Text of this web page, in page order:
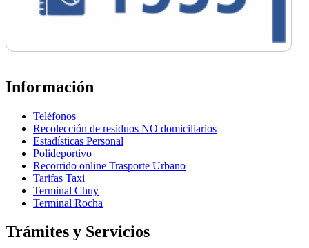
Información
Teléfonos
Recolección de residuos NO domiciliarios
Estadísticas Personal
Polideportivo
Recorrido online Trasporte Urbano
Tarifas Taxi
Terminal Chuy
Terminal Rocha
Trámites y Servicios